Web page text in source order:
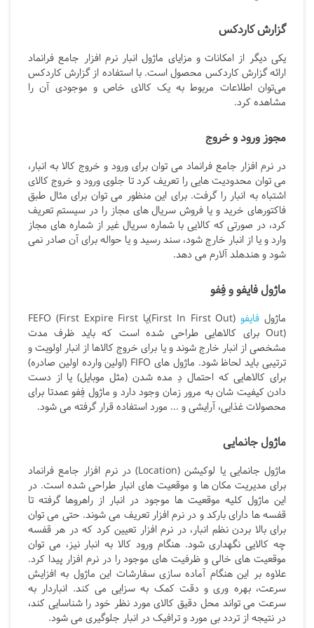
گزارش کاردکس
یکی دیگر از امکانات و مزایای ماژول انبار نرم افزار جامع فرانماد
ارائه گزارش کاردکس محصول است. با استفاده از گزارش کاردکس
می‌توان اطلاعات مربوط به یک کالای خاص و موجودی آن را
مشاهده کرد.
مجوز ورود و خروج
در نرم افزار جامع فرانماد می توان برای ورود و خروج کالا به انبار،
می توان محدودیت هایی را تعریف کرد تا جلوی ورود و خروج کالای
اشتباه به انبار را گرفت. برای این منظور می توان برای مثال طبق
فاکتورهای خرید و یا فروش سریال های مجاز را در سیستم تعریف
کرد، در صورتی که کالایی با شماره سریال غیر از شماره های مجاز
وارد و یا از انبار خارج شود، سند رسید و یا حواله برای آن صادر نمی
شود و هندهلد آلارم می دهد.
ماژول فایفو و فِفو
ماژول فایفو
(First In First Out)یا FEFO (First Expire First
Out) برای کالاهایی طراحی شده است که باید ظرف مدت
مشخصی از انبار خارج شوند و یا برای خروج کالاها از انبار اولویت و
ترتیبی باید لحاظ شود. ماژول های FIFO
(اولین وارده اولین صادره)
برای کالاهایی که احتمال دِ مده شدن (مثل موبایل) یا از دست
دادن کیفیت شان به مرور زمان وجود دارد و ماژول فِفو عمدتا برای
محصولات غذایی، آرایشی و ... مورد استفاده قرار گرفته می شود.
ماژول جانمایی
ماژول جانمایی یا لوکیشن (Location) در نرم افزار جامع فرانماد
برای مدیریت مکان ها و موقعیت های انبار طراحی شده است. در
این ماژول کلیه موقعیت ها موجود در انبار از راهروها گرفته تا
قفسه ها دارای بارکد و در نرم افزار تعریف می شوند. حتی می توان
برای بالا بردن نظم انبار، در نرم افزار تعیین کرد که در هر قفسه
چه کالایی نگهداری شود. هنگام ورود کالا به انبار نیز، می توان
موقعیت های خالی و ظرفیت های موجود را در نرم افزار پیدا کرد.
علاوه بر این هنگام آماده سازی سفارشات این ماژول به افزایش
سرعت، بهره وری و دقت کمک به سزایی می کند. انباردار به
سرعت می تواند محل دقیق کالای مورد نظر خود را شناسایی کند،
در نتیجه از تردد بی مورد و ترافیک در انبار جلوگیری می شود.